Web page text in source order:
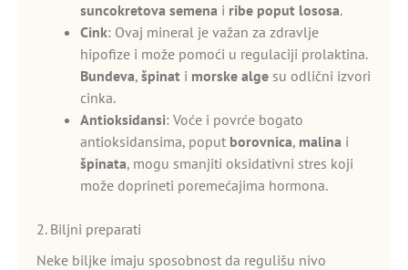
suncokretova semena i ribe poput lososa.
Cink: Ovaj mineral je važan za zdravlje
hipofize i može pomoći u regulaciji prolaktina.
Bundeva, špinat i morske alge su odlični izvori
cinka.
Antioksidansi: Voće i povrće bogato
antioksidansima, poput borovnica, malina i
špinata, mogu smanjiti oksidativni stres koji
može doprineti poremećajima hormona.
2. Biljni preparati
Neke biljke imaju sposobnost da regulišu nivo